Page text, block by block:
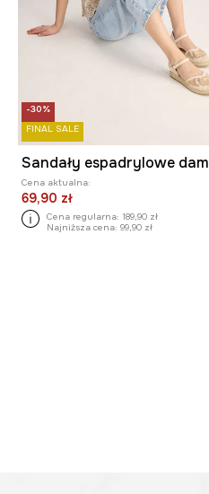
-30%
FINAL SALE
Cena aktualna:
69,90 zł
Cena regularna: 189,90 zł
Najniższa cena: 99,90 zł